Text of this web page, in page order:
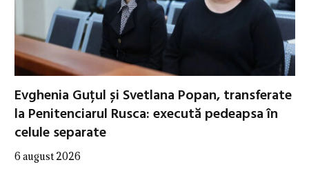
Evghenia Guțul și Svetlana Popan, transferate
la Penitenciarul Rusca: execută pedeapsa în
celule separate
6 august 2026